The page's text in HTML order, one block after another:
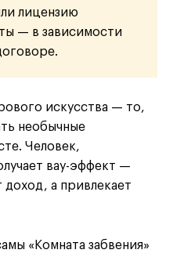
лицензию
— в зависимости
искусства — то,
необычные
Человек,
вау-эффект —
а привлекает
«Комната забвения»